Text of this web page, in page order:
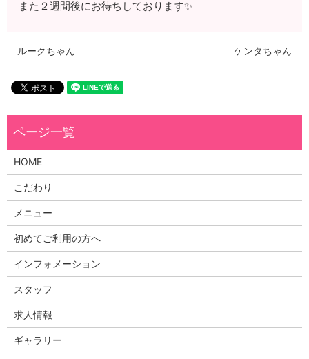
また２週間後にお待ちしております✨
ルークちゃん ケンタちゃん
HOME
こだわり
メニュー
初めてご利用の方へ
インフォメーション
スタッフ
求人情報
ギャラリー